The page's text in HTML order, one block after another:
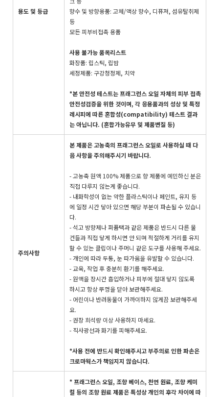
용도 및 등급
향수 및 방향용품: 고체/액상 향수, 디퓨져, 섬유탈취제
등
모든 피부비접촉 용품
사용 불가능 품목리스트
화장품: 립스틱, 립밤
세정제품: 구강청정제, 치약
*본 안전성 테스트는 프래그런스 오일 자체의 피부 접촉
안전성검증을 위한 것이며, 각 응용품과의 성상 및 특정
레시피에 따른 혼합성(compatibility) 테스트 결과
는 아닙니다. (혼합가능유무 및 제품변질 등)
주의사항
본 제품은 고농축의 프래그런스 오일로 사용하실 때 다
음 사항을 주의해주시기 바랍니다.
- 고농축 원액 100% 제품으로 향 제품에 예민하신 분은
직접 다루지 않는게 좋습니다.
- 내화학성이 없는 약한 플라스틱이나 페인트, 유지 등
에 일정 시간 닿아 있으면 해당 부분이 파손될 수 있습니
다.
- 석고 방향제나 퍼퓸택과 같은 제품은 반드시 다른 물
건들과 직접 닿게 하시면 안 되며 적절하게 거리를 유지
할 수 있는 클립이나 주머니 같은 도구를 사용해 주세요.
- 개인에 따라 두통, 눈 따가움을 유발할 수 있습니다.
- 교육, 작업 후 충분히 환기를 해주세요.
- 원액을 장시간 흡입하거나 피부에 절대 닿지 않도록
하시고 항상 뚜껑을 닫아 보관해주세요.
- 어린이나 반려동물이 가까이하지 않게끔 보관해주세
요.
- 권장 희석량 이상 사용하지 마세요.
- 직사광선과 화기를 피해주세요.
*사용 전에 반드시 확인해주시고 부주의로 인한 파손은
크로마웍스가 책임지지 않습니다.
* 프래그런스 오일, 조향 베이스, 천연 원료, 조향 케미
컬 등의 조향 원료 제품은 특성상 개인의 후각 차이에 따